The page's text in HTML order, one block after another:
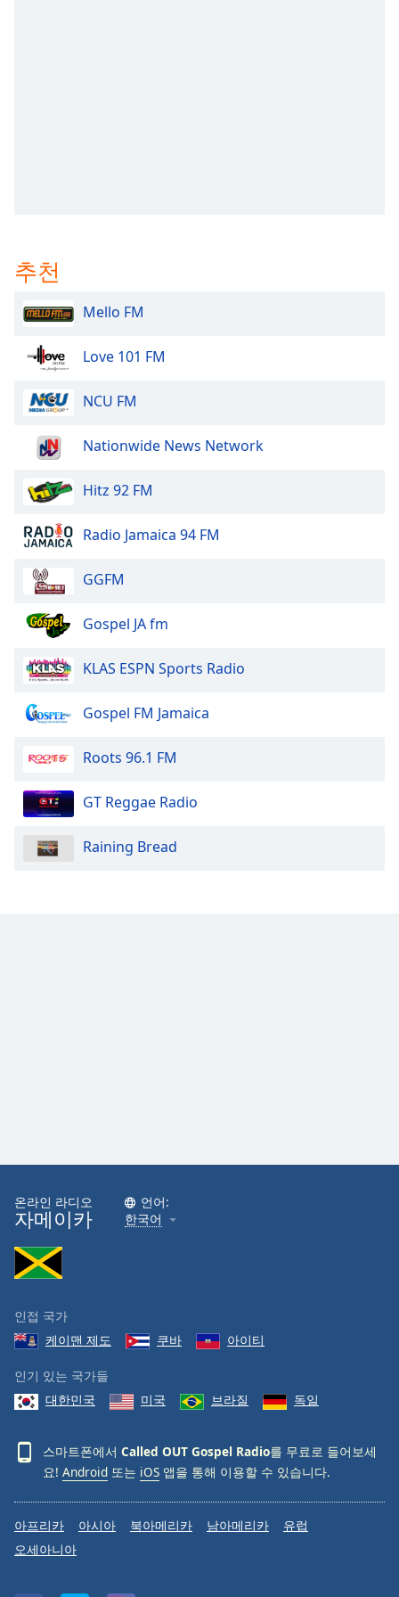
modal
Beginning
dialog
Escape
cancel
close
window.
Color
Opacity
Background
Color
Opacity
Font
Family
Reset
Close
Modal
Dialog
dialog
window.
추천
Mello FM
Love 101 FM
NCU FM
Nationwide News Network
Hitz 92 FM
Radio Jamaica 94 FM
GGFM
Gospel JA fm
KLAS ESPN Sports Radio
Gospel FM Jamaica
Roots 96.1 FM
GT Reggae Radio
Raining Bread
온라인 라디오
자메이카
언어:
한국어
인접 국가
케이맨 제도
쿠바 아이티
인기 있는 국가들
대한민국
미국 브라질 독일
스마트폰에서 Called OUT Gospel Radio를 무료로 들어보세
요! Android 또는 iOS 앱을 통해 이용할 수 있습니다.
아프리카 아시아 북아메리카 남아메리카
유럽
오세아니아